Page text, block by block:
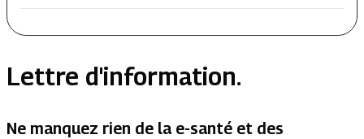
Lettre d'information.
Ne manquez rien de la e-santé et des